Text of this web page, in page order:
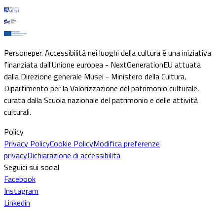
Personeper. Accessibilità nei luoghi della cultura è una iniziativa
finanziata dall'Unione europea - NextGenerationEU attuata
dalla Direzione generale Musei - Ministero della Cultura,
Dipartimento per la Valorizzazione del patrimonio culturale,
curata dalla Scuola nazionale del patrimonio e delle attività
culturali.
Policy
Privacy PolicyCookie PolicyModifica preferenze
privacyDichiarazione di accessibilità
Seguici sui social
Facebook
Instagram
Linkedin